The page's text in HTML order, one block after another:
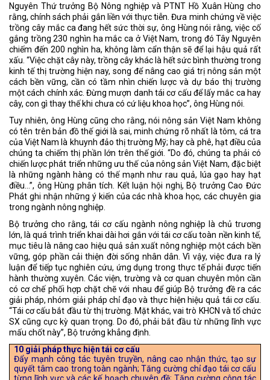
Nguyên Thứ trưởng Bộ Nông nghiệp và PTNT Hồ Xuân Hùng cho
rằng, chính sách phải gắn liền với thực tiễn. Đưa minh chứng về việc
trồng cây mắc ca đang hết sức thời sự, ông Hùng nói rằng, việc cố
gắng trồng 230 nghìn ha mắc ca ở Việt Nam, trong đó Tây Nguyên
chiếm đến 200 nghìn ha, không làm cẩn thận sẽ để lại hậu quả rất
xấu. “Việc chặt cây này, trồng cây khác là hết sức bình thường trong
kinh tế thị trường hiện nay, song để nâng cao giá trị nông sản một
cách bền vững, cần có tầm nhìn chiến lược và dự báo thị trường
một cách chính xác. Đừng mượn danh tái cơ cấu để lấy mắc ca hay
cây, con gì thay thế khi chưa có cứ liệu khoa học”, ông Hùng nói.
Tuy nhiên, ông Hùng cũng cho rằng, nói nông sản Việt Nam không
có tên trên bản đồ thế giới là sai, minh chứng rõ nhất là tôm, cá tra
của Việt Nam là khuynh đảo thị trường Mỹ; hay cà phê, hạt điều của
chúng ta chiếm thị phần lớn trên thế giới. “Do đó, chúng ta phải có
chiến lược phát triển những ưu thế của nông sản Việt Nam, đặc biệt
là những ngành hàng có thế mạnh như rau quả, lúa gạo hay hạt
điều…”, ông Hùng phân tích. Kết luận hội nghị, Bộ trưởng Cao Đức
Phát ghi nhận những ý kiến của các nhà khoa học, các chuyên gia
trong ngành nông nghiệp.
Bộ trưởng cho rằng, tái cơ cấu ngành nông nghiệp là chủ trương
lớn, là quá trình triển khai dài hơi gắn với tái cơ cấu toàn nền kinh tế,
mục tiêu là nâng cao hiệu quả sản xuất nông nghiệp một cách bền
vững, góp phần cải thiện đời sống nhân dân. Vì vậy, việc đưa ra lý
luận để tiếp tục nghiên cứu, ứng dụng trong thực tế phải được tiến
hành thường xuyên. Các viện, trường và cơ quan chuyên môn cần
có cơ chế phối hợp chặt chẽ với nhau để giúp Bộ trưởng đề ra các
giải pháp, nhóm giải pháp chỉ đạo và thực hiện hiệu quả tái cơ cấu.
“Tái cơ cấu bắt đầu từ thị trường. Mặt khác, vai trò KHCN và tổ chức
SX cũng cực kỳ quan trọng. Do đó, phải bắt đầu từ những lĩnh vực
mấu chốt này”, Bộ trưởng khẳng định.
10 giải pháp thực hiện tái cơ cấu
Đẩy mạnh công tác tuyên truyền, nâng cao nhận thức, tạo sự
quyết tâm cao trong toàn ngành; Tăng cường chỉ đạo tái cơ cấu
từng lĩnh vực và các kế hoạch chuyên đề; Tăng cường công tác